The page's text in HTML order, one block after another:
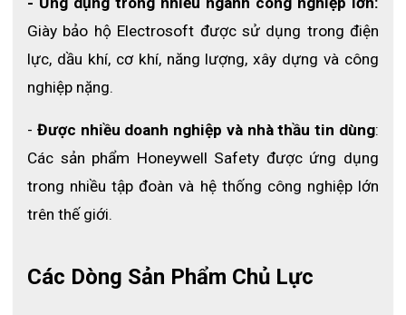
Giày bảo hộ Electrosoft được sử dụng trong điện
lực, dầu khí, cơ khí, năng lượng, xây dựng và công
nghiệp nặng.
- Được nhiều doanh nghiệp và nhà thầu tin dùng:
Các sản phẩm Honeywell Safety được ứng dụng
trong nhiều tập đoàn và hệ thống công nghiệp lớn
trên thế giới.
Các Dòng Sản Phẩm Chủ Lực